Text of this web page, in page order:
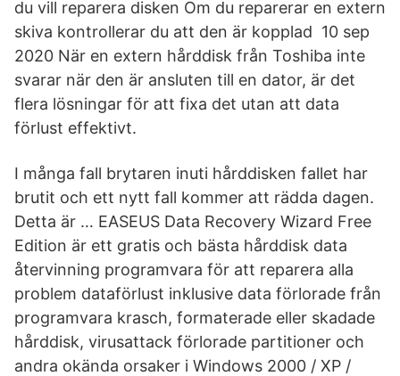
du vill reparera disken Om du reparerar en extern
skiva kontrollerar du att den är kopplad 10 sep
2020 När en extern hårddisk från Toshiba inte
svarar när den är ansluten till en dator, är det
flera lösningar för att fixa det utan att data
förlust effektivt.
I många fall brytaren inuti hårddisken fallet har
brutit och ett nytt fall kommer att rädda dagen.
Detta är … EASEUS Data Recovery Wizard Free
Edition är ett gratis och bästa hårddisk data
återvinning programvara för att reparera alla
problem dataförlust inklusive data förlorade från
programvara krasch, formaterade eller skadade
hårddisk, virusattack förlorade partitioner och
andra okända orsaker i Windows 2000 / XP /